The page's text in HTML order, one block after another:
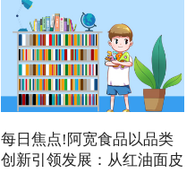
每日焦点!阿宽食品以品类
创新引领发展：从红油面皮